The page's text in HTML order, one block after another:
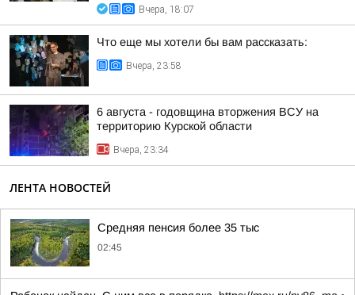
Вчера, 18:07
Что еще мы хотели бы вам рассказать:
Вчера, 23:58
6 августа - годовщина вторжения ВСУ на
территорию Курской области
Вчера, 23:34
ЛЕНТА НОВОСТЕЙ
Средняя пенсия более 35 тыс
02:45